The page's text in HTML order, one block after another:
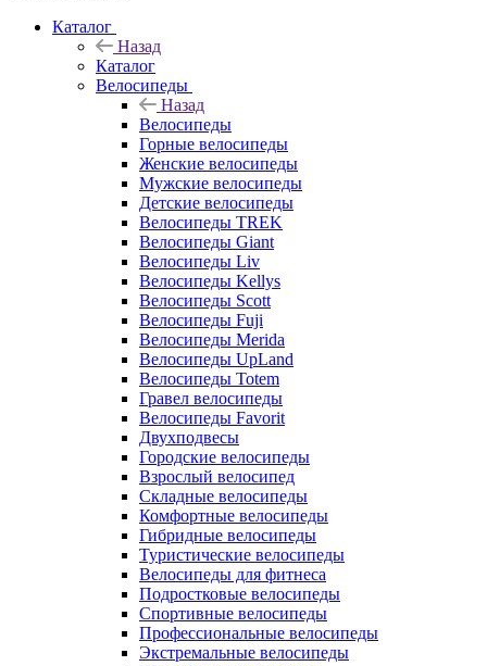
Каталог
Назад
Каталог
Велосипеды
Назад
Велосипеды
Горные велосипеды
Женские велосипеды
Мужские велосипеды
Детские велосипеды
Велосипеды TREK
Велосипеды Giant
Велосипеды Liv
Велосипеды Kellys
Велосипеды Scott
Велосипеды Fuji
Велосипеды Merida
Велосипеды UpLand
Велосипеды Totem
Гравел велосипеды
Велосипеды Favorit
Двухподвесы
Городские велосипеды
Взрослый велосипед
Складные велосипеды
Комфортные велосипеды
Гибридные велосипеды
Туристические велосипеды
Велосипеды для фитнеса
Подростковые велосипеды
Спортивные велосипеды
Профессиональные велосипеды
Экстремальные велосипеды